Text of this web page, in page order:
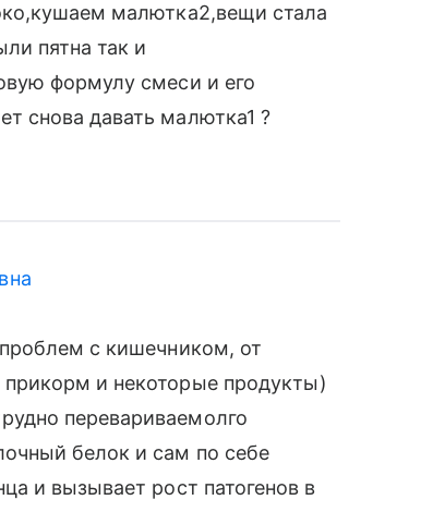
малютка2,вещи стала
пятна так и
формулу смеси и его
снова давать малютка1 ?
с кишечником, от
и некоторые продукты)
перевариваемолго
белок и сам по себе
и вызывает рост патогенов в